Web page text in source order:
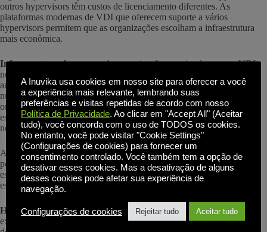
outros hypervisors têm custos de licenciamento diferentes. As
plataformas modernas de VDI que oferecem suporte a vários
hypervisors permitem que as organizações escolham a infraestrutura
mais econômica.
Infraestrutura de nuvem:As organizações que implementam VDI
no AWS, Azure ou Google Cloud pagam custos de computação e
armazenamento com base no uso. Os custos de infraestrutura de
nuvem variam de acordo com a plataforma e o modelo de preços. As
organizações que usam soluções de VDI bloqueadas em nuvens
específicas (como Microsoft AVD no Azure ou Amazon WorkSpaces
no AWS) têm flexibilidade de infraestrutura limitada.
As plataformas modernas de VDI que suportam qualquer nuvem
permitem que as organizações otimizem os custos de infraestrutura
escolhendo a plataforma mais econômica para seu caso de uso
específico.
Hardware e servidores:A VDI requer infraestrutura física para
executar desktops virtuais. O número de servidores necessários
A Inuvika usa cookies em nosso site para oferecer a você
a experiência mais relevante, lembrando suas
preferências e visitas repetidas de acordo com nosso
Política de Privacidade. Ao clicar em "Accept All" (Aceitar
tudo), você concorda com o uso de TODOS os cookies.
No entanto, você pode visitar "Cookie Settings"
(Configurações de cookies) para fornecer um
consentimento controlado. Você também tem a opção de
desativar esses cookies. Mas a desativação de alguns
desses cookies pode afetar sua experiência de
navegação.
Configurações de cookies Rejeitar tudo Aceitar tudo